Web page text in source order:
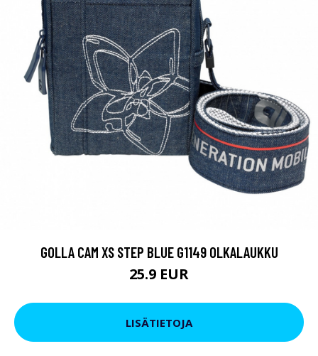
GOLLA CAM XS STEP BLUE G1149 OLKALAUKKU
25.9 EUR
LISÄTIETOJA